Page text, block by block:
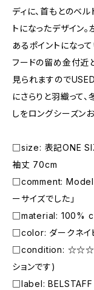
ディに、首もとのベ
トになったデザイン
あるポイントになっ
フードの留め金付近
見られますので
にさらりと羽織って
しをロングシーズン
□size: 表記ONE
袖丈 70cm
□comment: Model
ーサイズでした」
□material: 100%
□color: ダークネイ
□condition:
ションです)
□label: BELSTAFF